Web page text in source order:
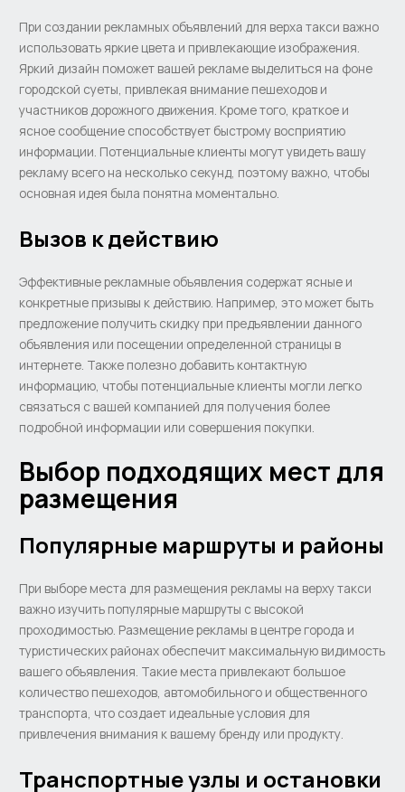
При создании рекламных объявлений для верха такси важно
использовать яркие цвета и привлекающие изображения.
Яркий дизайн поможет вашей рекламе выделиться на фоне
городской суеты, привлекая внимание пешеходов и
участников дорожного движения. Кроме того, краткое и
ясное сообщение способствует быстрому восприятию
информации. Потенциальные клиенты могут увидеть вашу
рекламу всего на несколько секунд, поэтому важно, чтобы
основная идея была понятна моментально.
Вызов к действию
Эффективные рекламные объявления содержат ясные и
конкретные призывы к действию. Например, это может быть
предложение получить скидку при предъявлении данного
объявления или посещении определенной страницы в
интернете. Также полезно добавить контактную
информацию, чтобы потенциальные клиенты могли легко
связаться с вашей компанией для получения более
подробной информации или совершения покупки.
Выбор подходящих мест для
размещения
Популярные маршруты и районы
При выборе места для размещения рекламы на верху такси
важно изучить популярные маршруты с высокой
проходимостью. Размещение рекламы в центре города и
туристических районах обеспечит максимальную видимость
вашего объявления. Такие места привлекают большое
количество пешеходов, автомобильного и общественного
транспорта, что создает идеальные условия для
привлечения внимания к вашему бренду или продукту.
Транспортные узлы и остановки